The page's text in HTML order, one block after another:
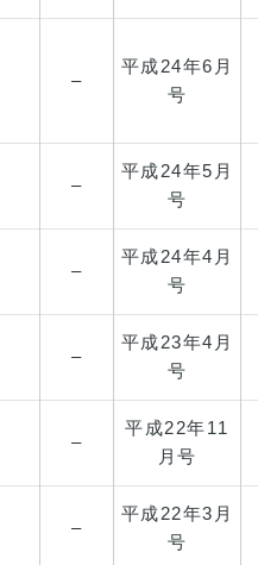
–
平成24年6月
号
–
平成24年5月
号
–
平成24年4月
号
–
平成23年4月
号
–
平成22年11
月号
–
平成22年3月
号